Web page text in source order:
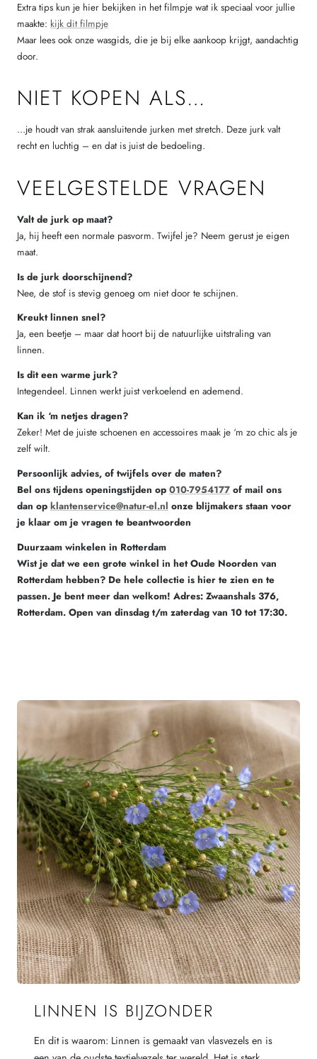
Extra tips kun je hier bekijken in het filmpje wat ik speciaal voor jullie
maakte: kijk dit filmpje
Maar lees ook onze wasgids, die je bij elke aankoop krijgt, aandachtig
door.
NIET KOPEN ALS…
…je houdt van strak aansluitende jurken met stretch. Deze jurk valt
recht en luchtig – en dat is juist de bedoeling.
VEELGESTELDE VRAGEN
Valt de jurk op maat?
Ja, hij heeft een normale pasvorm. Twijfel je? Neem gerust je eigen
maat.
Is de jurk doorschijnend?
Nee, de stof is stevig genoeg om niet door te schijnen.
Kreukt linnen snel?
Ja, een beetje – maar dat hoort bij de natuurlijke uitstraling van
linnen.
Is dit een warme jurk?
Integendeel. Linnen werkt juist verkoelend en ademend.
Kan ik ‘m netjes dragen?
Zeker! Met de juiste schoenen en accessoires maak je ‘m zo chic als je
zelf wilt.
Persoonlijk advies, of twijfels over de maten?
Bel ons tijdens openingstijden op 010-7954177 of mail ons
dan op klantenservice@natur-el.nl onze blijmakers staan voor
je klaar om je vragen te beantwoorden
Duurzaam winkelen in Rotterdam
Wist je dat we een grote winkel in het Oude Noorden van
Rotterdam hebben? De hele collectie is hier te zien en te
passen. Je bent meer dan welkom! Adres: Zwaanshals 376,
Rotterdam. Open van dinsdag t/m zaterdag van 10 tot 17:30.
LINNEN IS BIJZONDER
En dit is waarom: Linnen is gemaakt van vlasvezels en is